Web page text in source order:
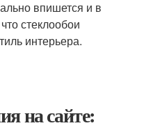
впишется и в
стеклообои
интерьера.
на сайте: